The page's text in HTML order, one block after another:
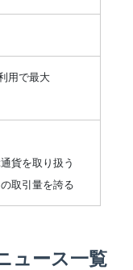
用で最大
貨を取り扱う
取引量を誇る
ュース一覧